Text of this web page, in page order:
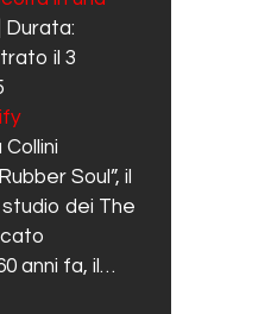
SUBSCRIBE SHARE
Durata:
il 3
Soul”, il
dei The
anni fa, il…